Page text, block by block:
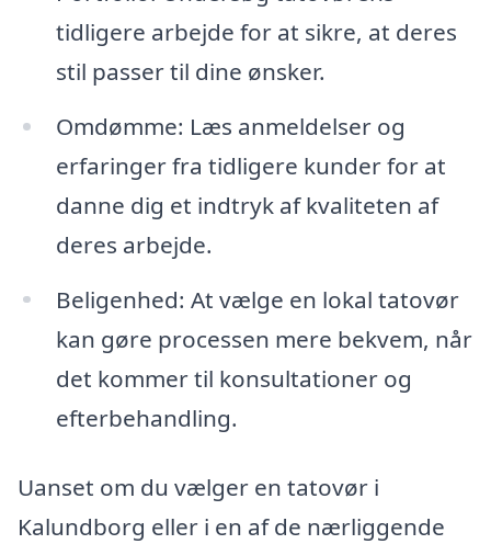
tidligere arbejde for at sikre, at deres
stil passer til dine ønsker.
Omdømme: Læs anmeldelser og
erfaringer fra tidligere kunder for at
danne dig et indtryk af kvaliteten af
deres arbejde.
Beligenhed: At vælge en lokal tatovør
kan gøre processen mere bekvem, når
det kommer til konsultationer og
efterbehandling.
Uanset om du vælger en tatovør i
Kalundborg eller i en af de nærliggende